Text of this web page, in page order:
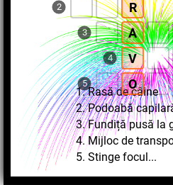
2 R
3 A
4 V
5 O
1. Rasă de câine
2. Podoabă
3. Fundiță pusă la
4. Mijloc de
5. Stinge focul...